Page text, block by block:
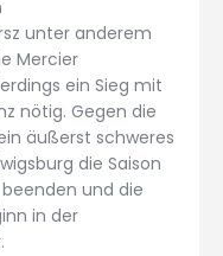
unter anderem
Mercier
ein Sieg mit
nötig. Gegen die
äußerst schweres
die Saison
und die
in der